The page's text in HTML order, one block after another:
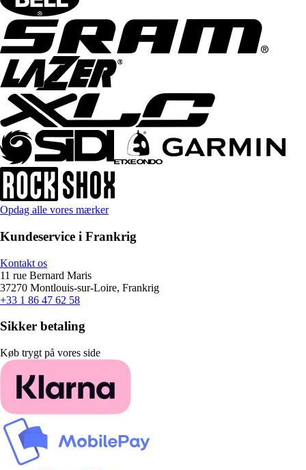
Opdag alle vores mærker
Kundeservice i Frankrig
Kontakt os
11 rue Bernard Maris
37270 Montlouis-sur-Loire, Frankrig
+33 1 86 47 62 58
Sikker betaling
Køb trygt på vores side